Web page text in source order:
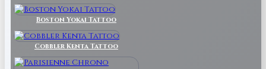
Boston Yokai Tattoo
Cobbler Kenta Tattoo